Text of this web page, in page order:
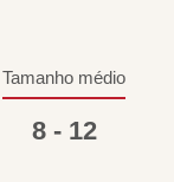
Tamanho médio
8 - 12